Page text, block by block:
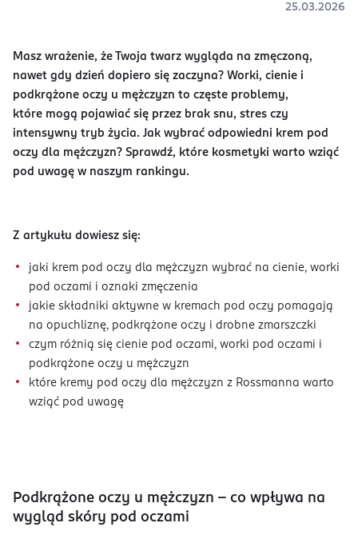
25.03.2026
Masz wrażenie, że Twoja twarz wygląda na zmęczoną,
nawet gdy dzień dopiero się zaczyna? Worki, cienie i
podkrążone oczy u mężczyzn to częste problemy,
które mogą pojawiać się przez brak snu, stres czy
intensywny tryb życia. Jak wybrać odpowiedni krem pod
oczy dla mężczyzn? Sprawdź, które kosmetyki warto wziąć
pod uwagę w naszym rankingu.
Z artykułu dowiesz się:
jaki krem pod oczy dla mężczyzn wybrać na cienie, worki
pod oczami i oznaki zmęczenia
jakie składniki aktywne w kremach pod oczy pomagają
na opuchliznę, podkrążone oczy i drobne zmarszczki
czym różnią się cienie pod oczami, worki pod oczami i
podkrążone oczy u mężczyzn
które kremy pod oczy dla mężczyzn z Rossmanna warto
wziąć pod uwagę
Podkrążone oczy u mężczyzn – co wpływa na
wygląd skóry pod oczami